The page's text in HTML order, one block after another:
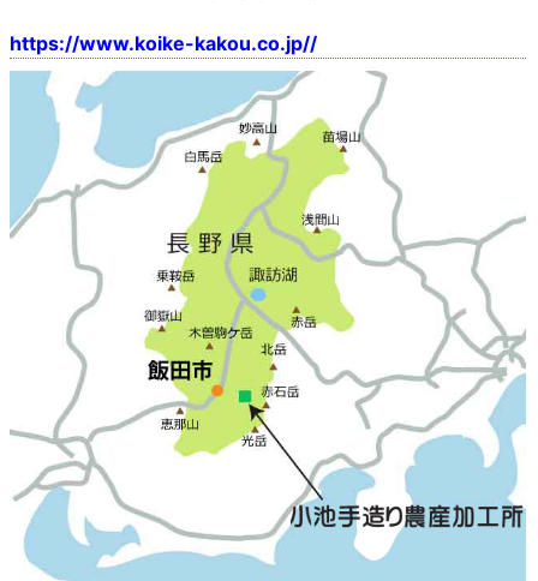
https://www.koike-kakou.co.jp//